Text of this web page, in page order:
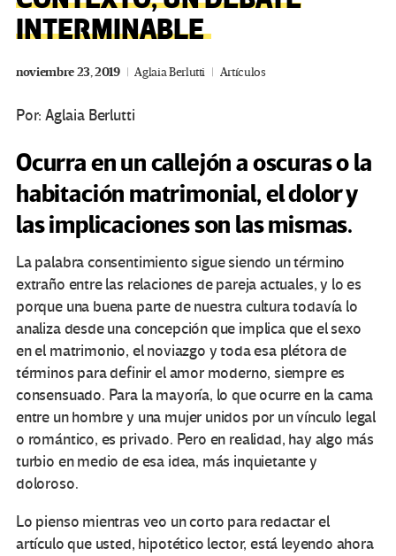
INTERMINABLE
noviembre 23, 2019 Aglaia Berlutti Artículos
Por:Aglaia Berlutti
Ocurra en un callejón a oscuras o la
habitación matrimonial, el dolor y
las implicaciones son las mismas.
La palabra consentimiento sigue siendo un término
extraño entre las relaciones de pareja actuales, y lo es
porque una buena parte de nuestra cultura todavía lo
analiza desde una concepción que implica que el sexo
en el matrimonio, el noviazgo y toda esa plétora de
términos para definir el amor moderno, siempre es
consensuado. Para la mayoría, lo que ocurre en la cama
entre un hombre y una mujer unidos por un vínculo legal
o romántico, es privado. Pero en realidad, hay algo más
turbio en medio de esa idea, más inquietante y
doloroso.
Lo pienso mientras veo un corto para redactar el
artículo que usted, hipotético lector, está leyendo ahora